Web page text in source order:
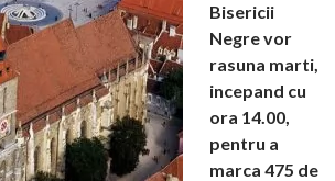
Bisericii
Negre vor
rasuna marti,
incepand cu
ora 14.00,
pentru a
marca 475 de